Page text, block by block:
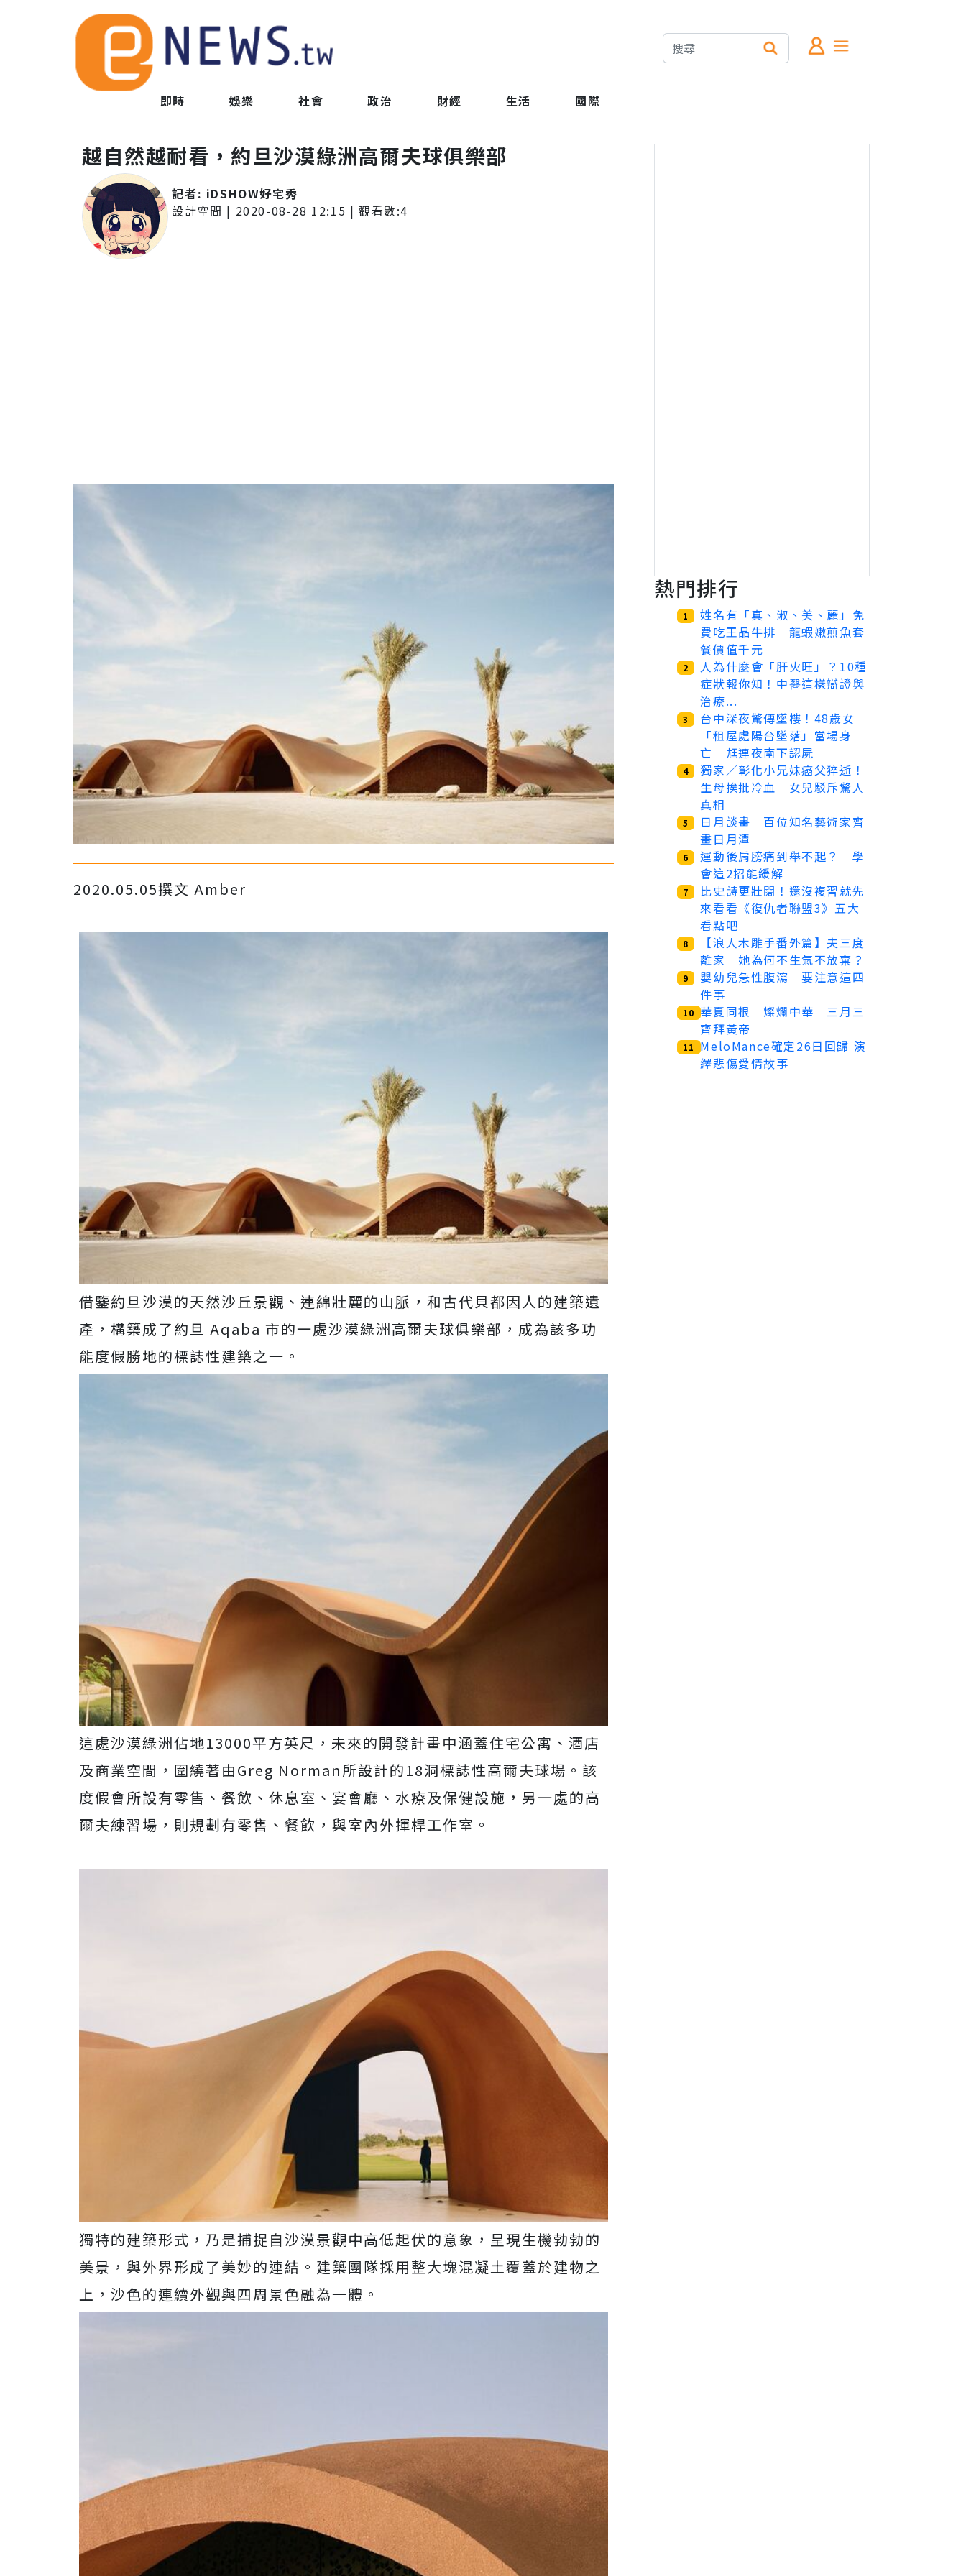
即時 娛樂 社會 政治 財經 生活 國際
越自然越耐看，約旦沙漠綠洲高爾夫球俱樂部
記者: iDSHOW好宅秀
設計空間 | 2020-08-28 12:15 | 觀看數:4
2020.05.05撰文 Amber
借鑒約旦沙漠的天然沙丘景觀、連綿壯麗的山脈，和古代貝都因人的建築遺
產，構築成了約旦 Aqaba 市的一處沙漠綠洲高爾夫球俱樂部，成為該多功
能度假勝地的標誌性建築之一。
這處沙漠綠洲佔地13000平方英尺，未來的開發計畫中涵蓋住宅公寓、酒店
及商業空間，圍繞著由Greg Norman所設計的18洞標誌性高爾夫球場。該
度假會所設有零售、餐飲、休息室、宴會廳、水療及保健設施，另一處的高
爾夫練習場，則規劃有零售、餐飲，與室內外揮桿工作室。
獨特的建築形式，乃是捕捉自沙漠景觀中高低起伏的意象，呈現生機勃勃的
美景，與外界形成了美妙的連結。建築團隊採用整大塊混凝土覆蓋於建物之
上，沙色的連續外觀與四周景色融為一體。
熱門排行
1
姓名有「真、淑、美、麗」免
費吃王品牛排 龍蝦嫩煎魚套
餐價值千元
2
人為什麼會「肝火旺」？10種
症狀報你知！中醫這樣辯證與
治療...
3
台中深夜驚傳墜樓！48歲女
「租屋處陽台墜落」當場身
亡 尪連夜南下認屍
4
獨家／彰化小兄妹癌父猝逝！
生母挨批冷血 女兒駁斥驚人
真相
5
日月談畫 百位知名藝術家齊
畫日月潭
6
運動後肩膀痛到舉不起？ 學
會這2招能緩解
7
比史詩更壯闊！還沒複習就先
來看看《復仇者聯盟3》五大
看點吧
8
【浪人木雕手番外篇】夫三度
離家 她為何不生氣不放棄？
9
嬰幼兒急性腹瀉 要注意這四
件事
10 華夏同根 燦爛中華 三月三
齊拜黃帝
11
MeloMance確定26日回歸 演
繹悲傷愛情故事